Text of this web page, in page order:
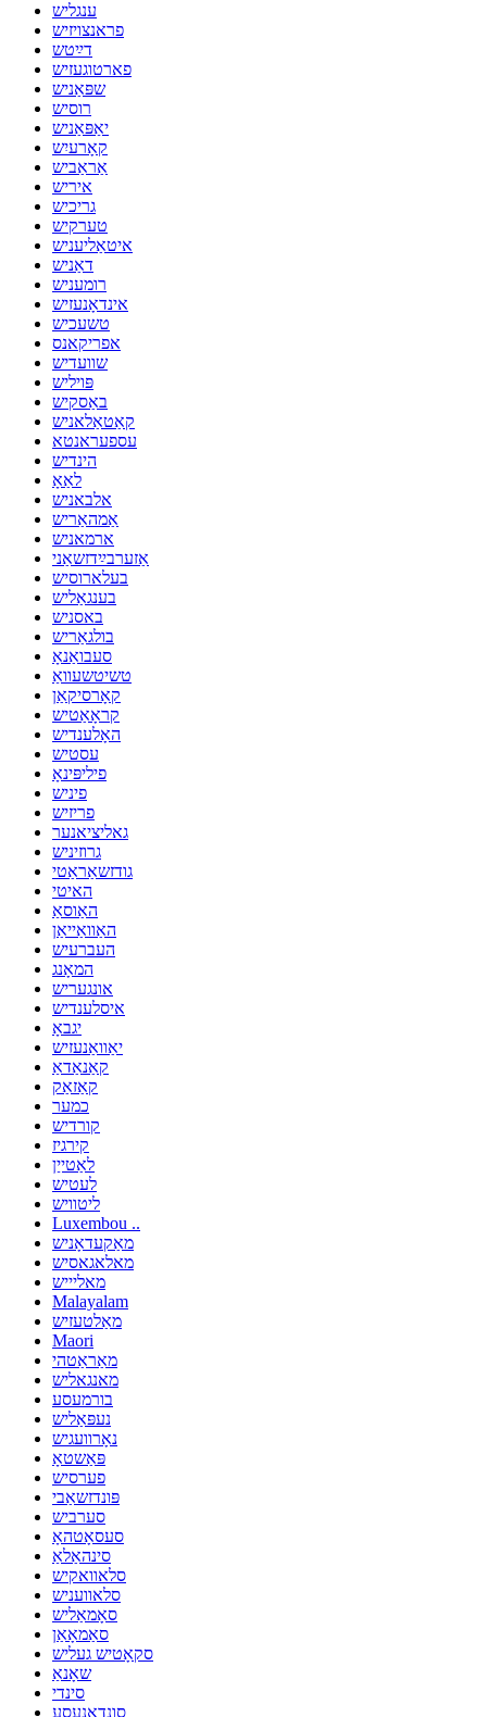
ענגליש
פראנצויזיש
דײַטש
פארטוגעזיש
שפּאַניש
רוסיש
יאַפּאַניש
קאָרעיִש
אַראַביש
איריש
גריכיש
טערקיש
איטאַליעניש
דאַניש
רומעניש
אינדאָנעזיש
טשעכיש
אפריקאנס
שוועדיש
פּויליש
באַסקיש
קאַטאַלאניש
עספעראנטא
הינדיש
לאַאָ
אלבאניש
אַמהאַריש
ארמאניש
אַזערבײַדזשאַני
בעלארוסיש
בענגאַליש
באסניש
בולגאַריש
סעבואַנאָ
טשיטשעוואַ
קאָרסיקאַן
קראָאַטיש
האָלענדיש
עסטיש
פיליפּינאָ
פיניש
פריזיש
גאליציאנער
גרוזיניש
גודזשאַראַטי
האיטי
האַוסאַ
האַוואַייאַן
העברעיש
המאָנג
אונגעריש
איסלענדיש
יגבאָ
יאַוואַנעזיש
קאַנאַדאַ
קאַזאַק
כמער
קורדיש
קירגיז
לאַטייַן
לעטיש
ליטוויש
Luxembou ..
מאַקעדאָניש
מאלאגאסיש
מאליייש
Malayalam
מאַלטעזיש
Maori
מאַראַטהי
מאנגאליש
בורמעסע
נעפּאַליש
נאָרוועגיש
פּאַשטאָ
פערסיש
פּונדזשאַבי
סערביש
סעסאָטהאָ
סינהאַלאַ
סלאוואקיש
סלאוועניש
סאָמאַליש
סאַמאָאַן
סקאָטיש געליש
שאָנאַ
סינדי
סונדאַנעסע